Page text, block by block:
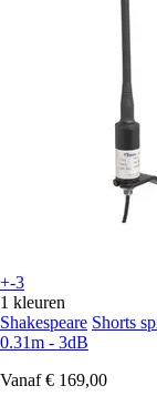
+-3
1 kleuren
Shakespeare Shorts
0.31m - 3dB
Vanaf € 169,00